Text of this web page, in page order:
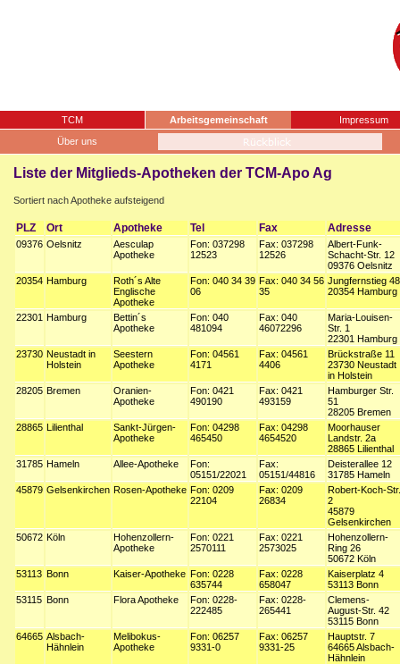
TCM Arbeitsgemeinschaft
Impressum
Über uns
Liste der Mitglieds-Apotheken der TCM-Apo Ag
Sortiert nach Apotheke aufsteigend
PLZ Ort Apotheke Tel Fax Adresse
09376 Oelsnitz
Aesculap
Apotheke
Fon: 037298
12523
Fax: 037298
12526
Albert-Funk-
Schacht-Str. 12
09376 Oelsnitz
20354 Hamburg
Roth´s Alte
Englische
Apotheke
Fon: 040 34 39
06
Fax: 040 34 56
35
Jungfernstieg 48
20354 Hamburg
22301 Hamburg
Bettin´s
Apotheke
Fon: 040
481094
Fax: 040
46072296
Maria-Louisen-
Str. 1
22301 Hamburg
23730 Neustadt in
Holstein
Seestern
Apotheke
Fon: 04561
4171
Fax: 04561
4406
Brückstraße 11
23730 Neustadt
in Holstein
28205 Bremen
Oranien-
Apotheke
Fon: 0421
490190
Fax: 0421
493159
Hamburger Str.
51
28205 Bremen
28865 Lilienthal
Sankt-Jürgen-
Apotheke
Fon: 04298
465450
Fax: 04298
4654520
Moorhauser
Landstr. 2a
28865 Lilienthal
31785 Hameln Allee-Apotheke
Fon:
05151/22021
Fax:
05151/44816
Deisterallee 12
31785 Hameln
45879 Gelsenkirchen Rosen-Apotheke Fon: 0209
22104
Fax: 0209
26834
Robert-Koch-Str.
2
45879
Gelsenkirchen
50672 Köln
Hohenzollern-
Apotheke
Fon: 0221
2570111
Fax: 0221
2573025
Hohenzollern-
Ring 26
50672 Köln
53113 Bonn Kaiser-Apotheke Fon: 0228
635744
Fax: 0228
658047
Kaiserplatz 4
53113 Bonn
53115 Bonn Flora Apotheke
Fon: 0228-
222485
Fax: 0228-
265441
Clemens-
August-Str. 42
53115 Bonn
64665 Alsbach-
Hähnlein
Melibokus-
Apotheke
Fon: 06257
9331-0
Fax: 06257
9331-25
Hauptstr. 7
64665 Alsbach-
Hähnlein